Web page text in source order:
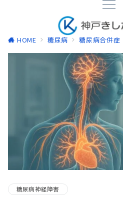
HOME 糖尿病 糖尿病合併症
糖尿病神経障害